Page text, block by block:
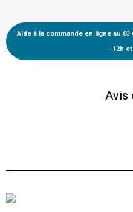
Aide à la commande en ligne au 03
- 12h
Avis